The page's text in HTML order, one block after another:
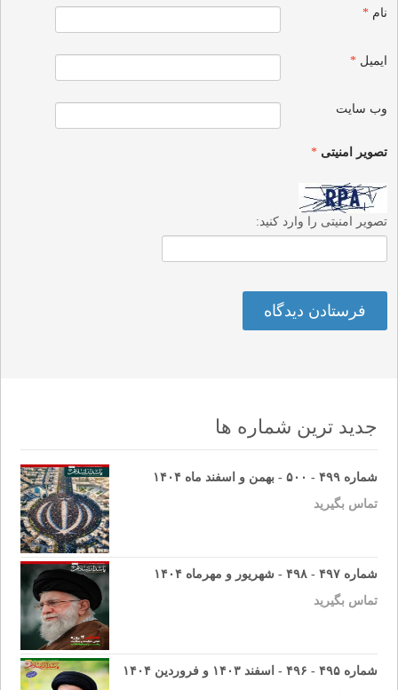
نام*
ایمیل*
وب‌ سایت
تصویر امنیتی*
تصویر امنیتی را وارد کنید:
جدید ترین شماره ها
شماره ۴۹۹ - ۵۰۰ - بهمن و اسفند ماه ۱۴۰۴
تماس بگیرید
شماره ۴۹۷ - ۴۹۸ - شهریور و مهرماه ۱۴۰۴
تماس بگیرید
شماره ۴۹۵ - ۴۹۶ - اسفند ۱۴۰۳ و فروردین ۱۴۰۴